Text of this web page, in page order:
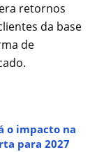
retornos
da base
de
o impacto na
para 2027